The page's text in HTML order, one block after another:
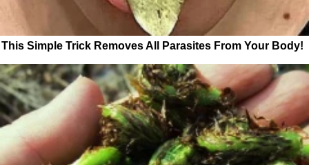
This Simple Trick Removes All Parasites From Your Body!